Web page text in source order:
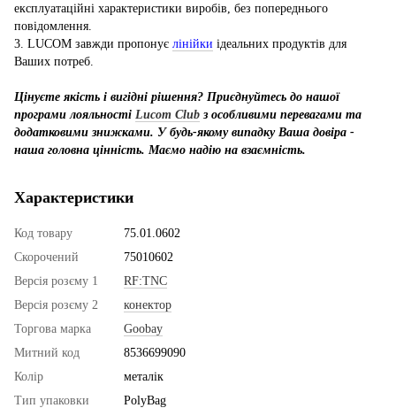
експлуатаційні характеристики виробів, без попереднього
повідомлення.
3. LUCOM завжди пропонує лінійки ідеальних продуктів для
Ваших потреб.
Цінуєте якість і вигідні рішення? Приєднуйтесь до нашої
програми лояльності Lucom Club з особливими перевагами та
додатковими знижками. У будь-якому випадку Ваша довіра -
наша головна цінність. Маємо надію на взаємність.
Характеристики
Код товару
75.01.0602
Скорочений
75010602
Версія розєму 1
RF:TNC
Версія розєму 2
конектор
Торгова марка
Goobay
Митний код
8536699090
Колір
металік
Тип упаковки
PolyBag